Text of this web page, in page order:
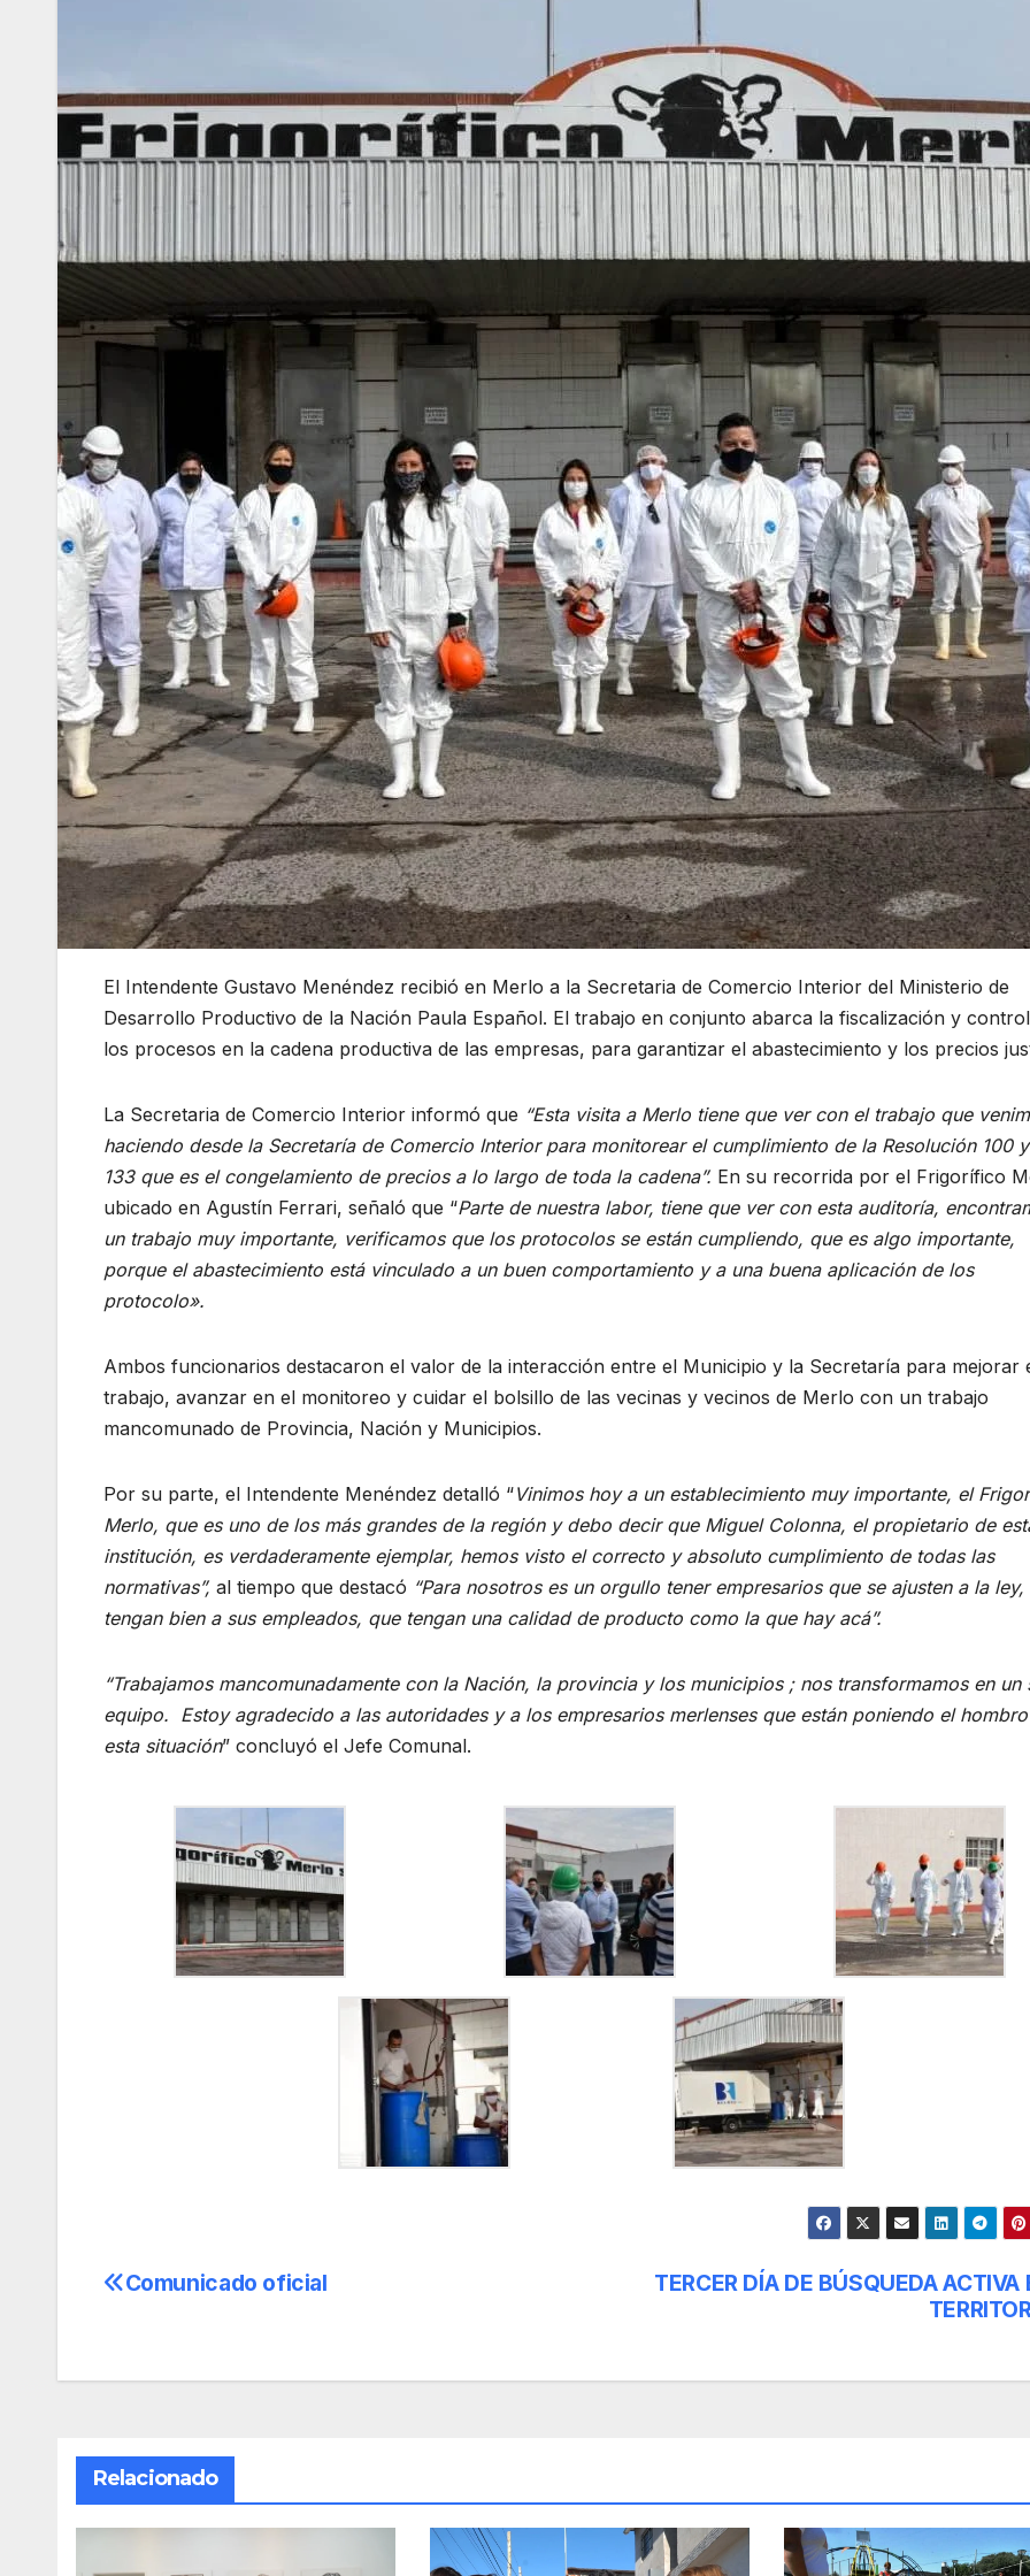
El Intendente Gustavo Menéndez recibió en Merlo a la Secretaria de Comercio Interior del Ministerio de
Desarrollo Productivo de la Nación Paula Español. El trabajo en conjunto abarca la fiscalización y
los procesos en la cadena productiva de las empresas, para garantizar el abastecimiento y los precios
La Secretaria de Comercio Interior informó que “Esta visita a Merlo tiene que ver con el trabajo que
haciendo desde la Secretaría de Comercio Interior para monitorear el cumplimiento de la Resolución 100
133 que es el congelamiento de precios a lo largo de toda la cadena”. En su recorrida por el Frigorífico
ubicado en Agustín Ferrari, señaló que “Parte de nuestra labor, tiene que ver con esta auditoría, e
un trabajo muy importante, verificamos que los protocolos se están cumpliendo, que es algo importante,
porque el abastecimiento está vinculado a un buen comportamiento y a una buena aplicación de los
protocolo».
Ambos funcionarios destacaron el valor de la interacción entre el Municipio y la Secretaría para mejorar
trabajo, avanzar en el monitoreo y cuidar el bolsillo de las vecinas y vecinos de Merlo con un trabajo
mancomunado de Provincia, Nación y Municipios.
Por su parte, el Intendente Menéndez detalló “Vinimos hoy a un establecimiento muy importante, el
Merlo, que es uno de los más grandes de la región y debo decir que Miguel Colonna, el propietario de
institución, es verdaderamente ejemplar, hemos visto el correcto y absoluto cumplimiento de todas las
normativas”, al tiempo que destacó “Para nosotros es un orgullo tener empresarios que se ajusten a la ley,
tengan bien a sus empleados, que tengan una calidad de producto como la que hay acá”.
“Trabajamos mancomunadamente con la Nación, la provincia y los municipios ; nos transformamos en un
equipo. Estoy agradecido a las autoridades y a los empresarios merlenses que están poniendo el
esta situación” concluyó el Jefe Comunal.
Navegación
entradas
TERCER DÍA DE BÚSQUEDA ACTIVA
Comunicado oficial
Relacionado